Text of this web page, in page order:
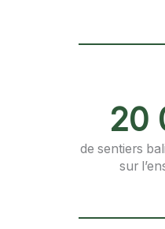
20
de sentiers
sur